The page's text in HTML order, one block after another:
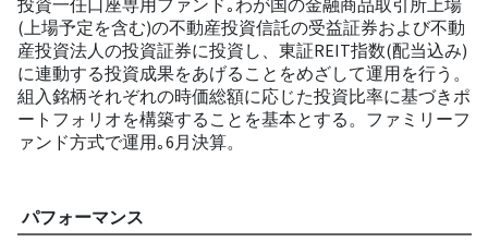
(上場予定を含む)の不動産投資信託の受益証券および不動
産投資法人の投資証券に投資し、東証REIT指数(配当込み)
に連動する投資成果をあげることをめざして運用を行う。
組入銘柄それぞれの時価総額に応じた投資比率に基づきポ
ートフォリオを構築することを基本とする。ファミリーフ
ァンド方式で運用｡6月決算。
パフォーマンス